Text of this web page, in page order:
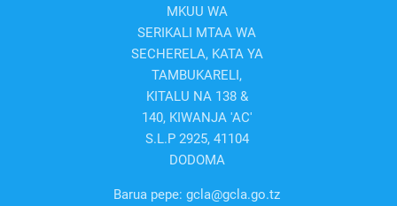
MKUU WA
SERIKALI MTAA WA
SECHERELA, KATA YA
TAMBUKARELI,
KITALU NA 138 &
140, KIWANJA 'AC'
S.L.P 2925, 41104
DODOMA
Barua pepe: gcla@gcla.go.tz